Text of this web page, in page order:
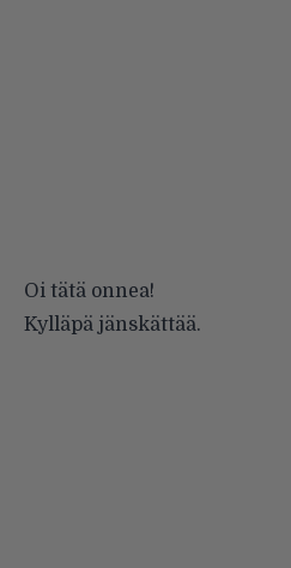
Oi tätä onnea!
Kylläpä jänskättää.